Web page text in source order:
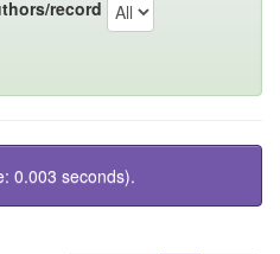
record
0.003 seconds).